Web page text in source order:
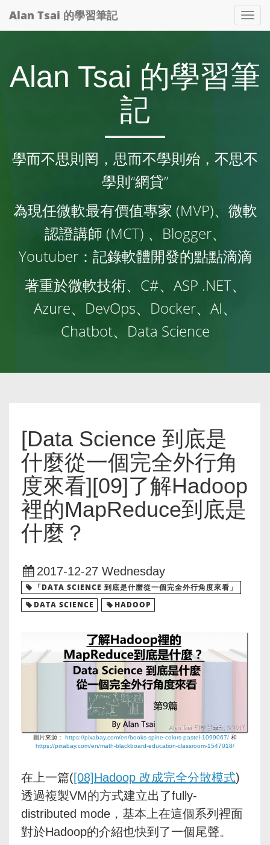
Alan Tsai 的學習筆記
Alan Tsai 的學習筆
記
學而不思則罔，思而不學則殆，不思不
學則“網貸”
為現任微軟最有價值專家 (MVP)、微軟
認證講師 (MCT) 、Blogger、
Youtuber：記錄軟體開發的點點滴滴
著重於微軟技術、C#、ASP .NET、
Azure、DevOps、Docker、AI、
Chatbot、Data Science
[Data Science 到底是
什麼從一個完全外行角
度來看][09]了解Hadoop
裡的MapReduce到底是
什麼？
2017-12-27 Wednesday
「DATA SCIENCE 到底是什麼從一個完全外行角度來看」
DATA SCIENCE
HADOOP
圖片來源： https://pixabay.com/en/books-spine-colors-pastel-1099067/和
https://pixabay.com/en/math-blackboard-education-classroom-1547018/
在上一篇([08]Hadoop 改成完全分散模式)
透過複製VM的方式建立出了fully-
distributed mode，基本上在這個系列裡面
對於Hadoop的介紹也快到了一個尾聲。